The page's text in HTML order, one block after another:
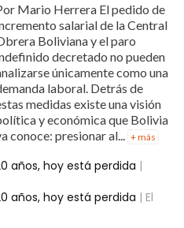
Mario Herrera El pedido de
salarial de la Central
Boliviana y el paro
decretado no pueden
únicamente como una
laboral. Detrás de
medidas existe una visión
y económica que Bolivia
conoce: presionar al...
+ más
años, hoy está perdida |
años, hoy está perdida | El